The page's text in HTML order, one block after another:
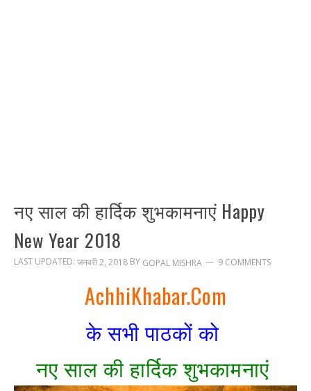
नए साल की हार्दिक शुभकामनाएं Happy
New Year 2018
LAST UPDATED: जनवरी 2, 2018 BY GOPAL MISHRA 9 COMMENTS
AchhiKhabar.Com
के सभी पाठकों को
नए साल की हार्दिक शुभकामनाएं